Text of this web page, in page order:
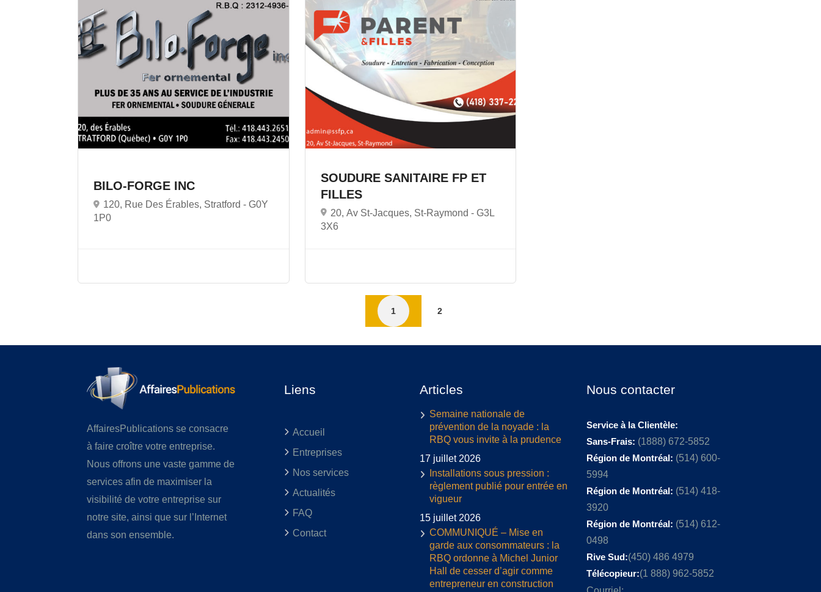
BILO-FORGE INC
120, Rue Des Érables, Stratford - G0Y
1P0
SOUDURE SANITAIRE FP ET
FILLES
20, Av St-Jacques, St-Raymond - G3L
3X6
1 2
AffairesPublications se consacre
à faire croître votre entreprise.
Nous offrons une vaste gamme de
services afin de maximiser la
visibilité de votre entreprise sur
notre site, ainsi que sur l’Internet
dans son ensemble.
Liens
Accueil
Entreprises
Nos services
Actualités
FAQ
Contact
Articles
Semaine nationale de
prévention de la noyade : la
RBQ vous invite à la prudence
17 juillet 2026
Installations sous pression :
règlement publié pour entrée en
vigueur
15 juillet 2026
COMMUNIQUÉ – Mise en
garde aux consommateurs : la
RBQ ordonne à Michel Junior
Hall de cesser d’agir comme
entrepreneur en construction
Nous contacter
Service à la Clientèle:
Sans-Frais: (1888) 672-5852
Région de Montréal: (514) 600-
5994
Région de Montréal: (514) 418-
3920
Région de Montréal: (514) 612-
0498
Rive Sud:(450) 486 4979
Télécopieur:(1 888) 962-5852